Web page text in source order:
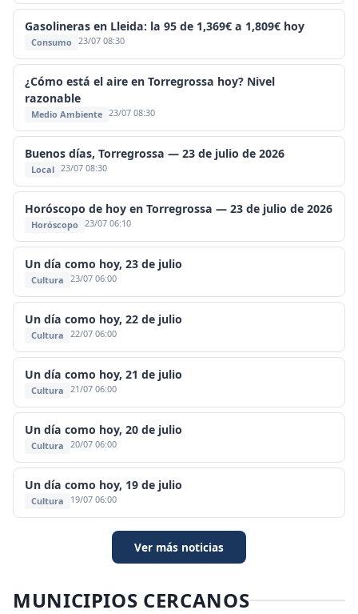
Gasolineras en Lleida: la 95 de 1,369€ a 1,809€ hoy
Consumo 23/07 08:30
¿Cómo está el aire en Torregrossa hoy? Nivel
razonable
Medio Ambiente 23/07 08:30
Buenos días, Torregrossa — 23 de julio de 2026
Local 23/07 08:30
Horóscopo de hoy en Torregrossa — 23 de julio de 2026
Horóscopo 23/07 06:10
Un día como hoy, 23 de julio
Cultura 23/07 06:00
Un día como hoy, 22 de julio
Cultura 22/07 06:00
Un día como hoy, 21 de julio
Cultura 21/07 06:00
Un día como hoy, 20 de julio
Cultura 20/07 06:00
Un día como hoy, 19 de julio
Cultura 19/07 06:00
Ver más noticias
MUNICIPIOS CERCANOS